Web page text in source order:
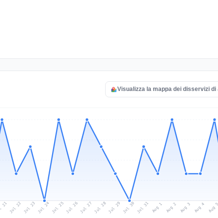
Visualizza la mappa dei disservizi di
Jul 22 Jul 23 Jul 24 Jul 25 Jul 26Jul 27 Jul 28Jul 29 Jul 30 Jul 31 Aug 1 Aug 2 Aug 3 Aug 4